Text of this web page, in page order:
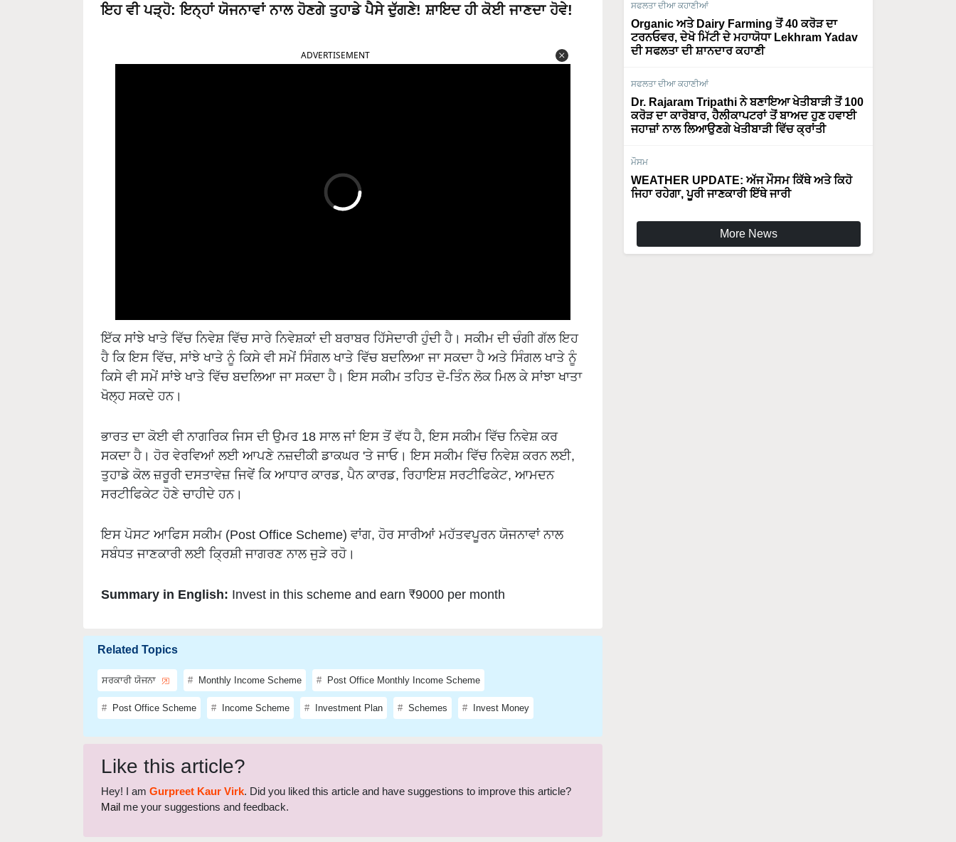
ਇਹ ਵੀ ਪੜ੍ਹੋ: ਇਨ੍ਹਾਂ ਯੋਜਨਾਵਾਂ ਨਾਲ ਹੋਣਗੇ ਤੁਹਾਡੇ ਪੈਸੇ ਦੁੱਗਣੇ! ਸ਼ਾਇਦ ਹੀ ਕੋਈ ਜਾਣਦਾ ਹੋਵੇ!
ਹੈ ਕਿ ਇਸ ਵਿੱਚ, ਸਾਂਝੇ ਖਾਤੇ ਨੂੰ ਕਿਸੇ ਵੀ ਸਮੇਂ ਸਿੰਗਲ ਖਾਤੇ ਵਿੱਚ ਬਦਲਿਆ ਜਾ ਸਕਦਾ ਹੈ ਅਤੇ ਸਿੰਗਲ ਖਾਤੇ ਨੂੰ
ਕਿਸੇ ਵੀ ਸਮੇਂ ਸਾਂਝੇ ਖਾਤੇ ਵਿੱਚ ਬਦਲਿਆ ਜਾ ਸਕਦਾ ਹੈ। ਇਸ ਸਕੀਮ ਤਹਿਤ ਦੋ-ਤਿੰਨ ਲੋਕ ਮਿਲ ਕੇ ਸਾਂਝਾ ਖਾਤਾ
ਖੋਲ੍ਹ ਸਕਦੇ ਹਨ।
ਸਕਦਾ ਹੈ। ਹੋਰ ਵੇਰਵਿਆਂ ਲਈ ਆਪਣੇ ਨਜ਼ਦੀਕੀ ਡਾਕਘਰ 'ਤੇ ਜਾਓ। ਇਸ ਸਕੀਮ ਵਿੱਚ ਨਿਵੇਸ਼ ਕਰਨ ਲਈ,
ਤੁਹਾਡੇ ਕੋਲ ਜ਼ਰੂਰੀ ਦਸਤਾਵੇਜ਼ ਜਿਵੇਂ ਕਿ ਆਧਾਰ ਕਾਰਡ, ਪੈਨ ਕਾਰਡ, ਰਿਹਾਇਸ਼ ਸਰਟੀਫਿਕੇਟ, ਆਮਦਨ
ਸਰਟੀਫਿਕੇਟ ਹੋਣੇ ਚਾਹੀਦੇ ਹਨ।
ਸਬੰਧਤ ਜਾਣਕਾਰੀ ਲਈ ਕ੍ਰਿਸ਼ੀ ਜਾਗਰਣ ਨਾਲ ਜੁੜੇ ਰਹੋ।
ਸਰਕਾਰੀ ਯੋਜਨਾ
Post Office Scheme Income Scheme Investment Plan Schemes Invest Money
Like this article?
Hey! I am Gurpreet Kaur Virk
Mail me your suggestions and feedback.
ਸਫਲਤਾ ਦੀਆ ਕਹਾਣੀਆਂ
Organic ਅਤੇ Dairy Farming ਤੋਂ 40 ਕਰੋੜ ਦਾ
ਟਰਨਓਵਰ, ਦੇਖੋ ਮਿੱਟੀ ਦੇ ਮਹਾਯੋਧਾ Lekhram Yadav
ਦੀ ਸਫਲਤਾ ਦੀ ਸ਼ਾਨਦਾਰ ਕਹਾਣੀ
ਸਫਲਤਾ ਦੀਆ ਕਹਾਣੀਆਂ
Dr. Rajaram Tripathi ਨੇ ਬਣਾਇਆ ਖੇਤੀਬਾੜੀ ਤੋਂ 100
ਕਰੋੜ ਦਾ ਕਾਰੋਬਾਰ, ਹੈਲੀਕਾਪਟਰਾਂ ਤੋਂ ਬਾਅਦ ਹੁਣ ਹਵਾਈ
ਜਹਾਜ਼ਾਂ ਨਾਲ ਲਿਆਉਣਗੇ ਖੇਤੀਬਾੜੀ ਵਿੱਚ ਕ੍ਰਾਂਤੀ
ਮੌਸਮ
WEATHER UPDATE: ਅੱਜ ਮੌਸਮ ਕਿੱਥੇ ਅਤੇ ਕਿਹੋ
ਜਿਹਾ ਰਹੇਗਾ, ਪੂਰੀ ਜਾਣਕਾਰੀ ਇੱਥੇ ਜਾਰੀ
More News